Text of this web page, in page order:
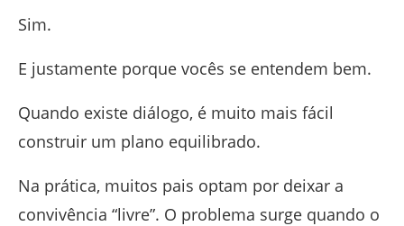
Sim.
E justamente porque vocês se entendem bem.
Quando existe diálogo, é muito mais fácil
construir um plano equilibrado.
Na prática, muitos pais optam por deixar a
convivência “livre”. O problema surge quando o